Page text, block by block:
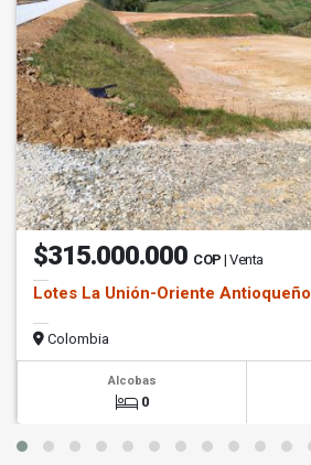
$315.000.000 COP | Venta
Lotes La Unión-Oriente Antioqueño
Colombia
Alcobas
0